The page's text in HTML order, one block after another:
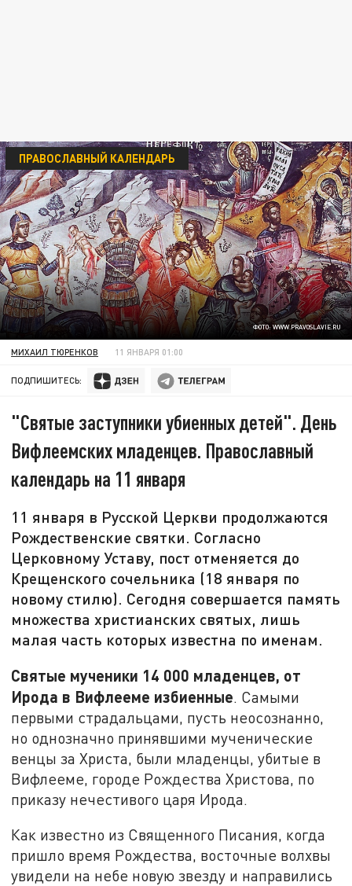
ФОТО: WWW.PRAVOSLAVIE.RU
ПРАВОСЛАВНЫЙ КАЛЕНДАРЬ
МИХАИЛ ТЮРЕНКОВ 11 ЯНВАРЯ 01:00
ПОДПИШИТЕСЬ:
"Святые заступники убиенных детей". День
Вифлеемских младенцев. Православный
календарь на 11 января
11 января в Русской Церкви продолжаются
Рождественские святки. Согласно
Церковному Уставу, пост отменяется до
Крещенского сочельника (18 января по
новому стилю). Сегодня совершается память
множества христианских святых, лишь
малая часть которых известна по именам.
Святые мученики 14 000 младенцев, от
Ирода в Вифлееме избиенные. Самыми
первыми страдальцами, пусть неосознанно,
но однозначно принявшими мученические
венцы за Христа, были младенцы, убитые в
Вифлееме, городе Рождества Христова, по
приказу нечестивого царя Ирода.
Как известно из Священного Писания, когда
пришло время Рождества, восточные волхвы
увидели на небе новую звезду и направились